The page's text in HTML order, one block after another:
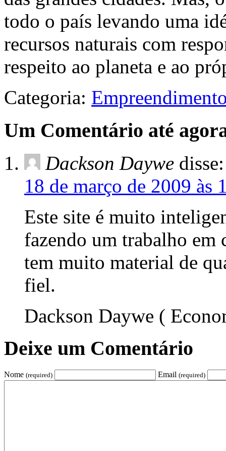
todo o país levando uma
recursos naturais com
respeito ao planeta e ao
Categoria:
Um Comentário até
Dackson Daywe disse:
18 de março de 2009 às
Este site é muito
fazendo um trabalho em
tem muito material de
fiel.
Dackson Daywe (
Deixe um Comentário
Nome (required) Email (required)